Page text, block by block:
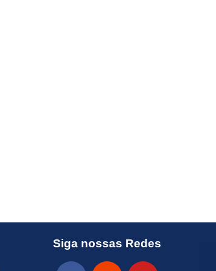
Siga nossas Redes